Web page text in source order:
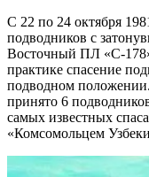
С 22 по 24 октября
подводников с
Восточный ПЛ «С-
практике спасение
подводном
принято 6
самых известных
«Комсомольцем